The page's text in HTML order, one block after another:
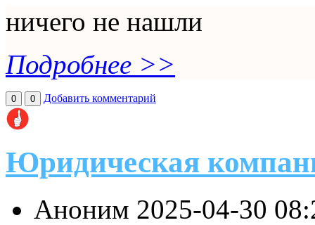
ничего не нашли
Подробнее >>
0 0 Добавить комментарий
Юридическая
Аноним 2025-04-30